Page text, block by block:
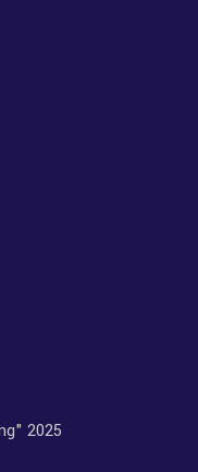
2025